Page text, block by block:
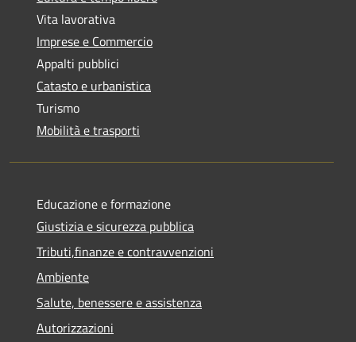
Vita lavorativa
Imprese e Commercio
Appalti pubblici
Catasto e urbanistica
Turismo
Mobilità e trasporti
Educazione e formazione
Giustizia e sicurezza pubblica
Tributi,finanze e contravvenzioni
Ambiente
Salute, benessere e assistenza
Autorizzazioni